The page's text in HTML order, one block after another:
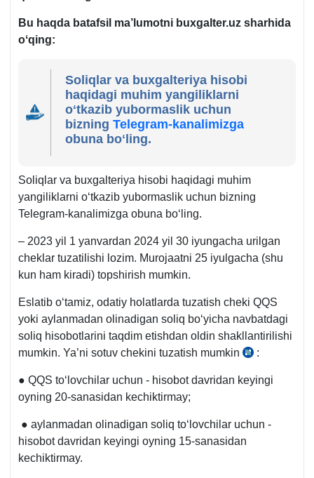
Bu haqda batafsil ma’lumotni buxgalter.uz sharhida
oʻqing:
Soliqlar va buхgalteriya hisobi
haqidagi muhim yangiliklarni
oʻtkazib yubormaslik uchun
bizningTelegram-kanalimizga
obuna boʻling.
Soliqlar va buхgalteriya hisobi haqidagi muhim
yangiliklarni oʻtkazib yubormaslik uchun bizning
Telegram-kanalimizga obuna boʻling.
– 2023 yil 1 yanvardan 2024 yil 30 iyungacha urilgan
cheklar tuzatilishi lozim. Murojaatni 25 iyulgacha (shu
kun ham kiradi) topshirish mumkin.
Eslatib oʻtamiz, odatiy holatlarda tuzatish cheki QQS
yoki aylanmadan olinadigan soliq boʻyicha navbatdagi
soliq hisobotlarini taqdim etishdan oldin shakllantirilishi
mumkin. Ya’ni sotuv chekini tuzatish mumkin
23.11.2019
943-
VMQga
1-
:
● QQS toʻlovchilar uchun - hisobot davridan keyingi
oyning 20-sanasidan kechiktirmay;
● aylanmadan olinadigan soliq toʻlovchilar uchun -
hisobot davridan keyingi oyning 15-sanasidan
kechiktirmay.